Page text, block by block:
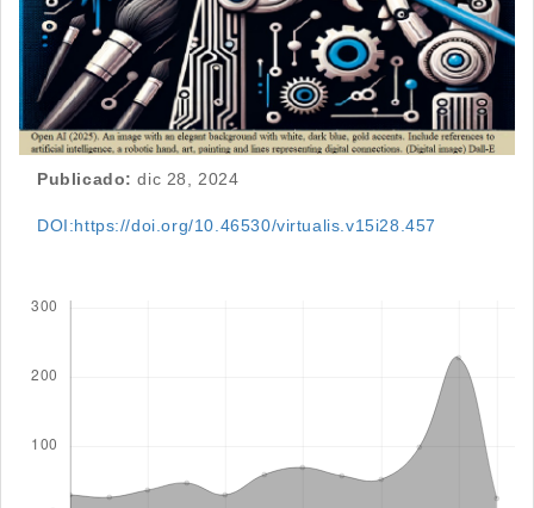
Publicado: dic 28, 2024
DOI:https://doi.org/10.46530/virtualis.v15i28.457